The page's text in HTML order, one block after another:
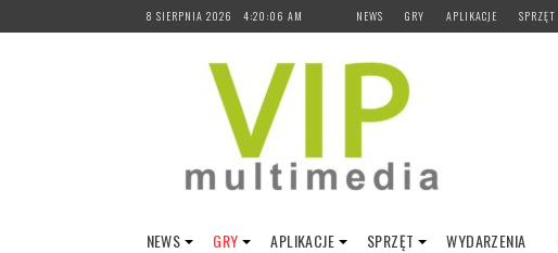
to
8 SIERPNIA 2026 4:20:07 AM NEWS GRY APLIKACJE SPRZĘT
NEWS GRY APLIKACJE SPRZĘT WYDARZENIA